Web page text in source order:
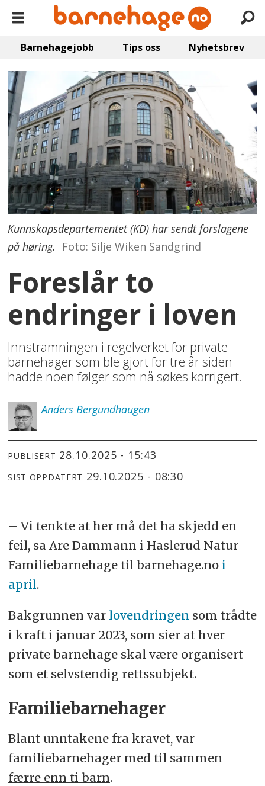
Barnehagejobb Tips oss Nyhetsbrev
Kunnskapsdepartementet (KD) har sendt forslagene
på høring.
Foto: Silje Wiken Sandgrind
Foreslår to
endringer i loven
Innstramningen i regelverket for private
barnehager som ble gjort for tre år siden
hadde noen følger som nå søkes korrigert.
Anders Bergundhaugen
PUBLISERT 28.10.2025 - 15:43
SIST OPPDATERT 29.10.2025 - 08:30
– Vi tenkte at her må det ha skjedd en
feil, sa Are Dammann i Haslerud Natur
Familiebarnehage til barnehage.no i
april.
Bakgrunnen var lovendringen som trådte
i kraft i januar 2023, som sier at hver
private barnehage skal være organisert
som et selvstendig rettssubjekt.
Familiebarnehager
Blant unntakene fra kravet, var
familiebarnehager med til sammen
færre enn ti barn.